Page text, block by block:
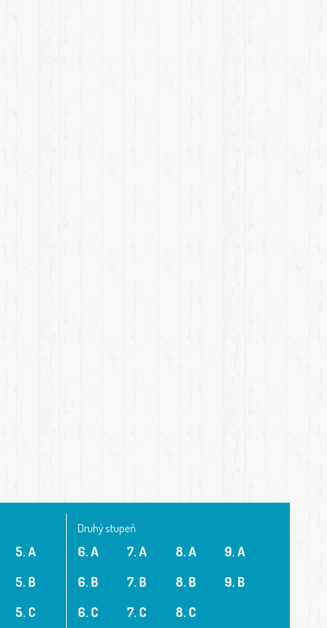
5. A
5. B
5. C
Druhý stupeň
6. A
6. B
6. C
7. A
7. B
7. C
8. A
8. B
8. C
9. A
9. B